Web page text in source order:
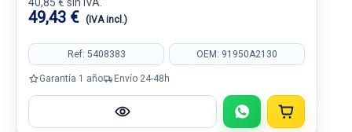
49,43 € (IVA incl.)
Ref: 5408383 OEM: 91950A2130
Garantía 1 año Envío 24-48h